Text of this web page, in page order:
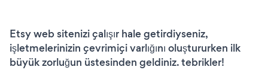
Etsy web sitenizi çalışır hale getirdiyseniz,
işletmelerinizin çevrimiçi varlığını oluştururken ilk
büyük zorluğun üstesinden geldiniz. tebrikler!